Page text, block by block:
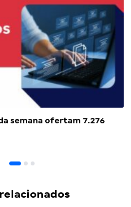
semana ofertam 7.276